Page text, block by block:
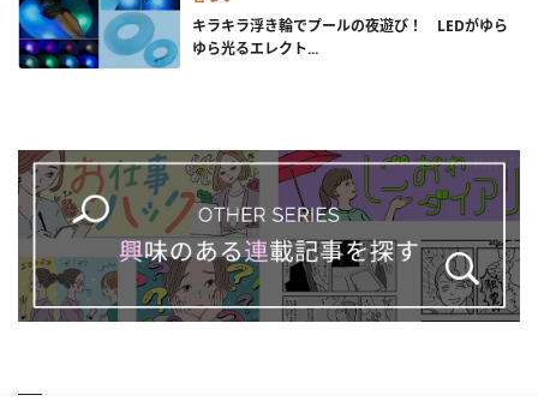
キラキラ浮き輪でプールの夜遊び！ LEDがゆら
ゆら光るエレクト...